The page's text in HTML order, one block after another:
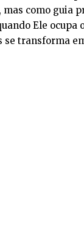
como guia
Ele ocupa
se transforma